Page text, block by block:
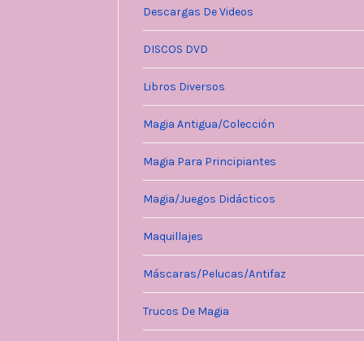
Descargas De Videos
DISCOS DVD
Libros Diversos
Magia Antigua/Colección
Magia Para Principiantes
Magia/Juegos Didácticos
Maquillajes
Máscaras/Pelucas/Antifaz
Trucos De Magia